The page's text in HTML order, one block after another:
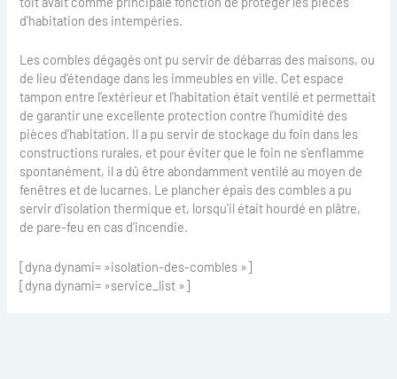
d'habitation des intempéries.
Les combles dégagés ont pu servir de débarras des maisons, ou
de lieu d'étendage dans les immeubles en ville. Cet espace
tampon entre l’extérieur et l’habitation était ventilé et permettait
de garantir une excellente protection contre l’humidité des
pièces d'habitation. Il a pu servir de stockage du foin dans les
constructions rurales, et pour éviter que le foin ne s'enflamme
spontanément, il a dû être abondamment ventilé au moyen de
fenêtres et de lucarnes. Le plancher épais des combles a pu
servir d'isolation thermique et, lorsqu'il était hourdé en plâtre,
de pare-feu en cas d’incendie.
[dyna dynami= »isolation-des-combles »]
[dyna dynami= »service_list »]